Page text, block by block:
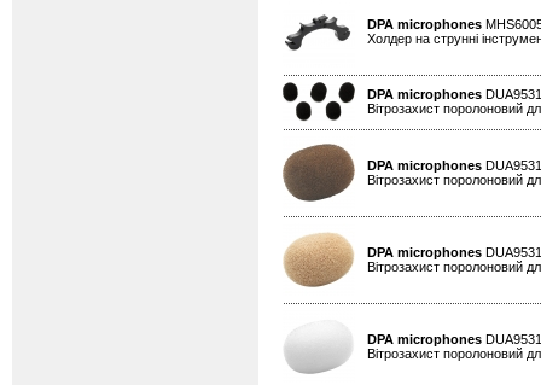
DPA microphones
Холдер на струнні
DPA microphones
Вітрозахист поролоновий
DPA microphones
Вітрозахист поролоновий
DPA microphones
Вітрозахист поролоновий
DPA microphones
Вітрозахист поролоновий